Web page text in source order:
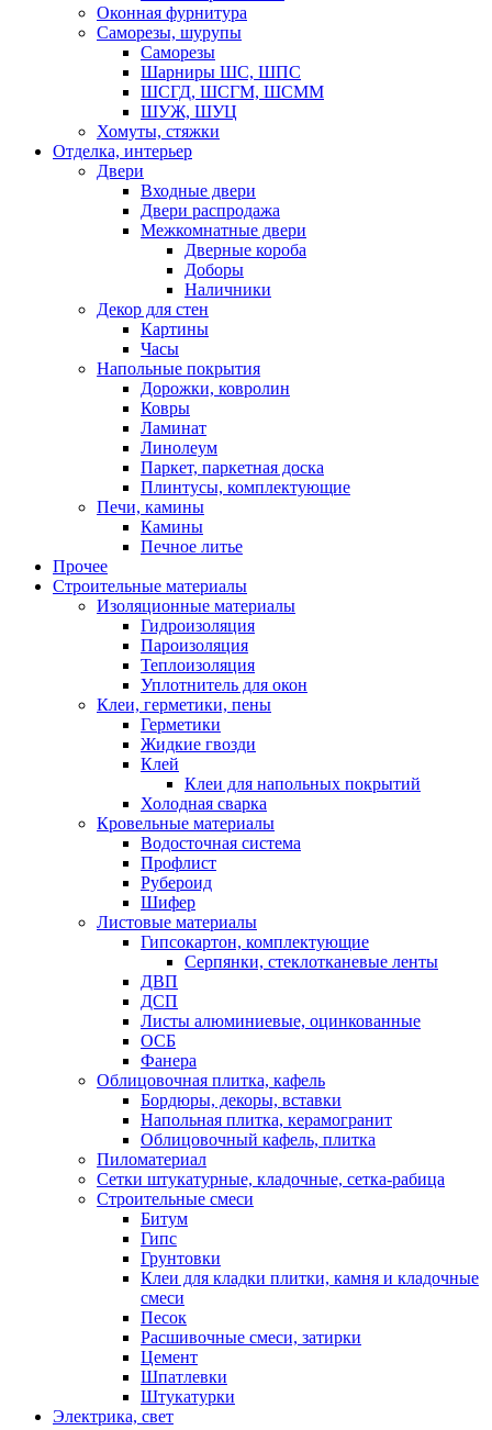
Оконная фурнитура
Саморезы, шурупы
Саморезы
Шарниры ШС, ШПС
ШСГД, ШСГМ, ШСММ
ШУЖ, ШУЦ
Хомуты, стяжки
Отделка, интерьер
Двери
Входные двери
Двери распродажа
Межкомнатные двери
Дверные короба
Доборы
Наличники
Декор для стен
Картины
Часы
Напольные покрытия
Дорожки, ковролин
Ковры
Ламинат
Линолеум
Паркет, паркетная доска
Плинтусы, комплектующие
Печи, камины
Камины
Печное литье
Прочее
Строительные материалы
Изоляционные материалы
Гидроизоляция
Пароизоляция
Теплоизоляция
Уплотнитель для окон
Клеи, герметики, пены
Герметики
Жидкие гвозди
Клей
Клеи для напольных покрытий
Холодная сварка
Кровельные материалы
Водосточная система
Профлист
Рубероид
Шифер
Листовые материалы
Гипсокартон, комплектующие
Серпянки, стеклотканевые ленты
ДВП
ДСП
Листы алюминиевые, оцинкованные
ОСБ
Фанера
Облицовочная плитка, кафель
Бордюры, декоры, вставки
Напольная плитка, керамогранит
Облицовочный кафель, плитка
Пиломатериал
Сетки штукатурные, кладочные, сетка-рабица
Строительные смеси
Битум
Гипс
Грунтовки
Клеи для кладки плитки, камня и кладочные
смеси
Песок
Расшивочные смеси, затирки
Цемент
Шпатлевки
Штукатурки
Электрика, свет